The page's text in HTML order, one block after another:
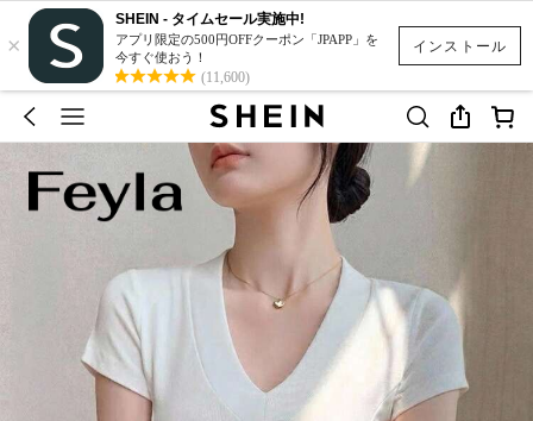
インストール
×
SHEIN - タイムセール実施中!
アプリ限定の500円OFFクーポン「JPAPP」を
今すぐ使おう！
(11,600)